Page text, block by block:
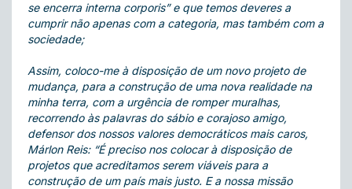
se encerra interna corporis” e que temos deveres a
cumprir não apenas com a categoria, mas também com a
sociedade;
Assim, coloco-me à disposição de um novo projeto de
mudança, para a construção de uma nova realidade na
minha terra, com a urgência de romper muralhas,
recorrendo às palavras do sábio e corajoso amigo,
defensor dos nossos valores democráticos mais caros,
Márlon Reis: “É preciso nos colocar à disposição de
projetos que acreditamos serem viáveis para a
construção de um país mais justo. E a nossa missão